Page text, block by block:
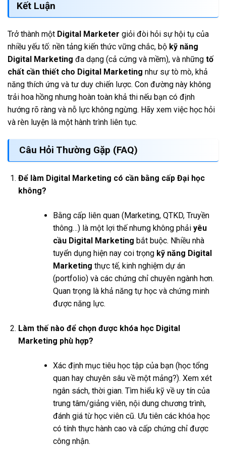
Kết Luận
Trở thành một Digital Marketer giỏi đòi hỏi sự hội tụ của
nhiều yếu tố: nền tảng kiến thức vững chắc, bộ kỹ năng
Digital Marketing đa dạng (cả cứng và mềm), và những tố
chất cần thiết cho Digital Marketing như sự tò mò, khả
năng thích ứng và tư duy chiến lược. Con đường này không
trải hoa hồng nhưng hoàn toàn khả thi nếu bạn có định
hướng rõ ràng và nỗ lực không ngừng. Hãy xem việc học hỏi
và rèn luyện là một hành trình liên tục.
Câu Hỏi Thường Gặp (FAQ)
Để làm Digital Marketing có cần bằng cấp Đại học
không?
Bằng cấp liên quan (Marketing, QTKD, Truyền
thông…) là một lợi thế nhưng không phải yêu
cầu Digital Marketing bắt buộc. Nhiều nhà
tuyển dụng hiện nay coi trọng kỹ năng Digital
Marketing thực tế, kinh nghiệm dự án
(portfolio) và các chứng chỉ chuyên ngành hơn.
Quan trọng là khả năng tự học và chứng minh
được năng lực.
Làm thế nào để chọn được khóa học Digital
Marketing phù hợp?
Xác định mục tiêu học tập của bạn (học tổng
quan hay chuyên sâu về một mảng?). Xem xét
ngân sách, thời gian. Tìm hiểu kỹ về uy tín của
trung tâm/giảng viên, nội dung chương trình,
đánh giá từ học viên cũ. Ưu tiên các khóa học
có tính thực hành cao và cấp chứng chỉ được
công nhận.